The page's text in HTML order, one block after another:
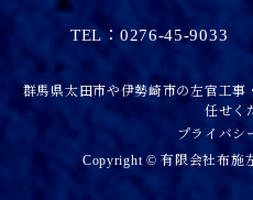
TEL：0276-45-9033
群馬県太田市や伊勢崎市の左官工
任せく
プライバシ
Copyright © 有限会社布施